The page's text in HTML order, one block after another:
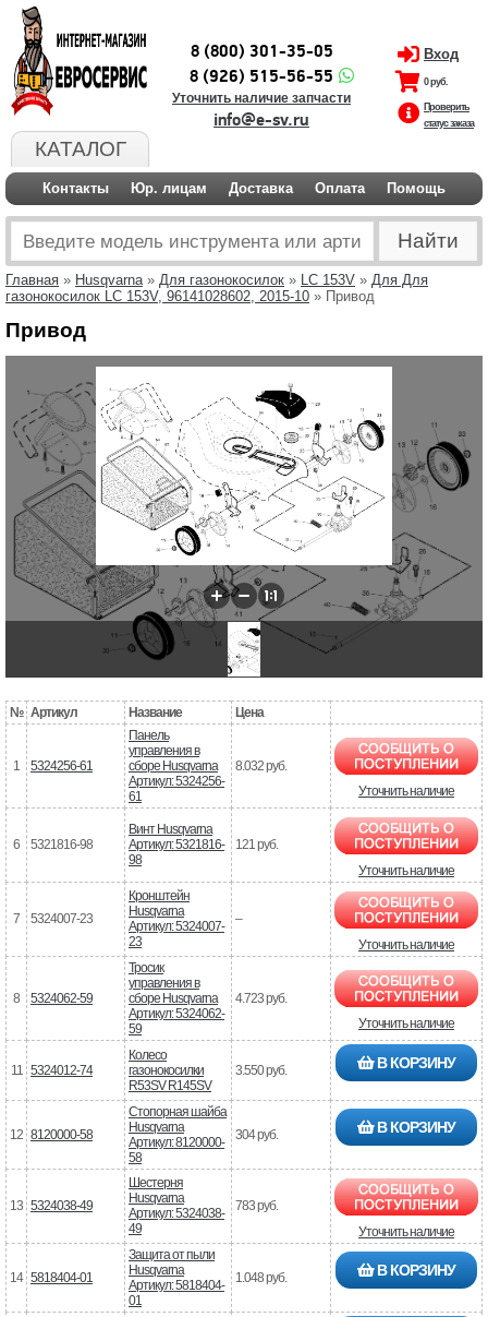
КАТАЛОГ
8 (800) 301-35-05
8 (926) 515-56-55
Уточнить наличие запчасти
info@e-sv.ru
Вход
0 руб.
Проверить
статус заказа
Контакты Юр. лицам Доставка Оплата Помощь
Главная » Husqvarna» Для газонокосилок » LC 153V » Для Для
газонокосилок LC 153V, 96141028602, 2015-10 » Привод
Привод
№ Артикул Название Цена
1 5324256-61
Панель
управления в
сборе Husqvarna
Артикул: 5324256-
61
8.032 руб.
Уточнить наличие
6 5321816-98
Винт Husqvarna
Артикул: 5321816-
98
121 руб.
Уточнить наличие
7 5324007-23
Кронштейн
Husqvarna
Артикул: 5324007-
23
–
Уточнить наличие
8 5324062-59
Тросик
управления в
сборе Husqvarna
Артикул: 5324062-
59
4.723 руб.
Уточнить наличие
11 5324012-74
Колесо
газонокосилки
R53SV R145SV
3.550 руб. В КОРЗИНУ
12 8120000-58
Стопорная шайба
Husqvarna
Артикул: 8120000-
58
304 руб. В КОРЗИНУ
13 5324038-49
Шестерня
Husqvarna
Артикул: 5324038-
49
783 руб.
Уточнить наличие
14 5818404-01
Защита от пыли
Husqvarna
Артикул: 5818404-
01
1.048 руб. В КОРЗИНУ